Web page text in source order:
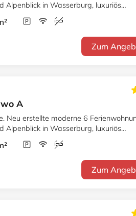
Alpenblick in Wasserburg, luxuriös
Zum
A
Neu erstellte moderne 6
Alpenblick in Wasserburg, luxuriös
Zum